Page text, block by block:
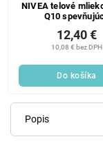
NIVEA telové
Q10
10,08 € bez DPH
12,40 €
Do košíka
Popis